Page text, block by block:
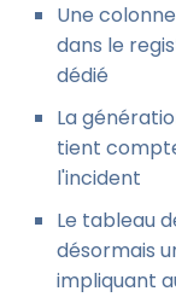
Une colonne
dans le
dédié
La
tient
l'incident
Le tableau
désormais
impliquant